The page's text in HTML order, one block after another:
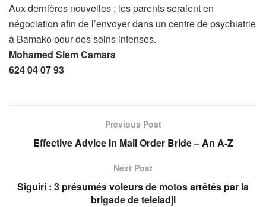
Aux dernières nouvelles ; les parents seraient en
négociation afin de l’envoyer dans un centre de psychiatrie
à Bamako pour des soins intenses.
Mohamed Slem Camara
624 04 07 93
Previous Post
Effective Advice In Mail Order Bride – An A-Z
Next Post
Siguiri : 3 présumés voleurs de motos arrêtés par la
brigade de teleladji